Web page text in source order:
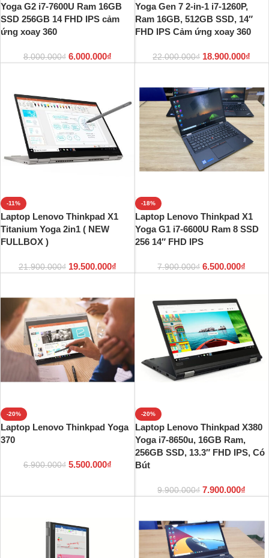
Yoga G2 i7-7600U Ram 16GB
SSD 256GB 14 FHD IPS cảm
ứng xoay 360
8.000.000₫ 6.000.000₫
Yoga Gen 7 2-in-1 i7-1260P,
Ram 16GB, 512GB SSD, 14″
FHD IPS Cảm ứng xoay 360
22.000.000₫ 18.900.000₫
-11%
Laptop Lenovo Thinkpad X1
Titanium Yoga 2in1 ( NEW
FULLBOX )
21.900.000₫ 19.500.000₫
-18%
Laptop Lenovo Thinkpad X1
Yoga G1 i7-6600U Ram 8 SSD
256 14″ FHD IPS
7.900.000₫ 6.500.000₫
-20%
Laptop Lenovo Thinkpad Yoga
370
6.900.000₫ 5.500.000₫
-20%
Laptop Lenovo Thinkpad X380
Yoga i7-8650u, 16GB Ram,
256GB SSD, 13.3″ FHD IPS, Có
Bút
9.900.000₫ 7.900.000₫